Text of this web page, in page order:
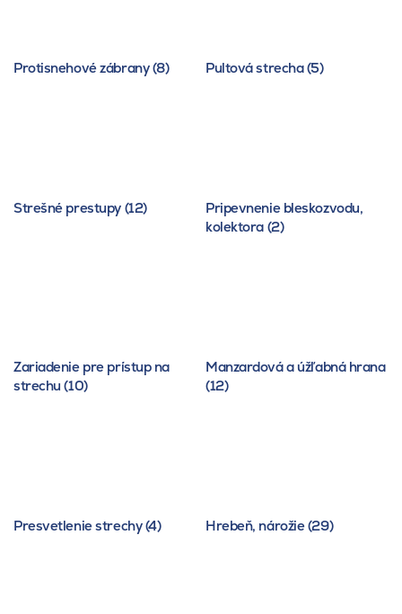
Protisnehové zábrany (8) Pultová strecha (5)
Strešné prestupy (12)
Pripevnenie bleskozvodu,
kolektora (2)
Zariadenie pre prístup na
strechu (10)
Manzardová a úžľabná hrana
(12)
Presvetlenie strechy (4) Hrebeň, nárožie (29)